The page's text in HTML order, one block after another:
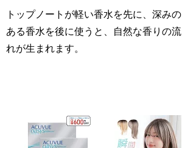
トップノートが軽い香水を先に、深みの
ある香水を後に使うと、自然な香りの流
れが生まれます。